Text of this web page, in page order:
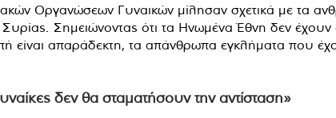
Οργανώσεων Γυναικών μίλησαν σχετικά με τα
Σημειώνοντας ότι τα Ηνωμένα Έθνη δεν
είναι απαράδεκτη, τα απάνθρωπα εγκλήματα που
δεν θα σταματήσουν την αντίσταση»